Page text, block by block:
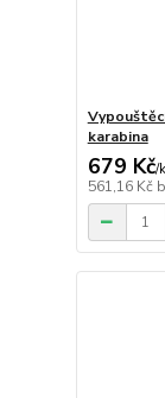
karabina
679 Kč/
561,16 Kč